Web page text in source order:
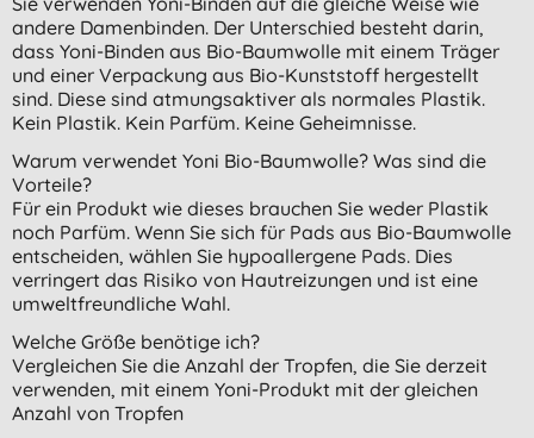
andere Damenbinden. Der Unterschied besteht darin,
dass Yoni-Binden aus Bio-Baumwolle mit einem Träger
und einer Verpackung aus Bio-Kunststoff hergestellt
sind. Diese sind atmungsaktiver als normales Plastik.
Kein Plastik. Kein Parfüm. Keine Geheimnisse.
Warum verwendet Yoni Bio-Baumwolle? Was sind die
Vorteile?
Für ein Produkt wie dieses brauchen Sie weder Plastik
noch Parfüm. Wenn Sie sich für Pads aus Bio-Baumwolle
entscheiden, wählen Sie hypoallergene Pads. Dies
verringert das Risiko von Hautreizungen und ist eine
umweltfreundliche Wahl.
Welche Größe benötige ich?
Vergleichen Sie die Anzahl der Tropfen, die Sie derzeit
verwenden, mit einem Yoni-Produkt mit der gleichen
Anzahl von Tropfen